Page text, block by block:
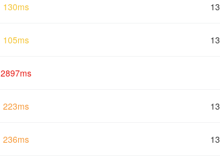
130ms
105ms
2897ms
223ms
236ms